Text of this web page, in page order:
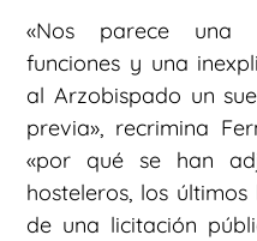
«Nos parece una
funciones y una
al Arzobispado un
previa», recrimina
«por qué se han
hosteleros, los
de una licitación